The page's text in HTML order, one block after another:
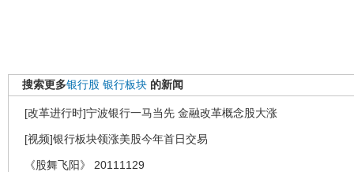
搜索更多银行股 银行板块 的新闻
[改革进行时]宁波银行一马当先 金融改革概念股大涨
[视频]银行板块领涨美股今年首日交易
《股舞飞阳》 20111129